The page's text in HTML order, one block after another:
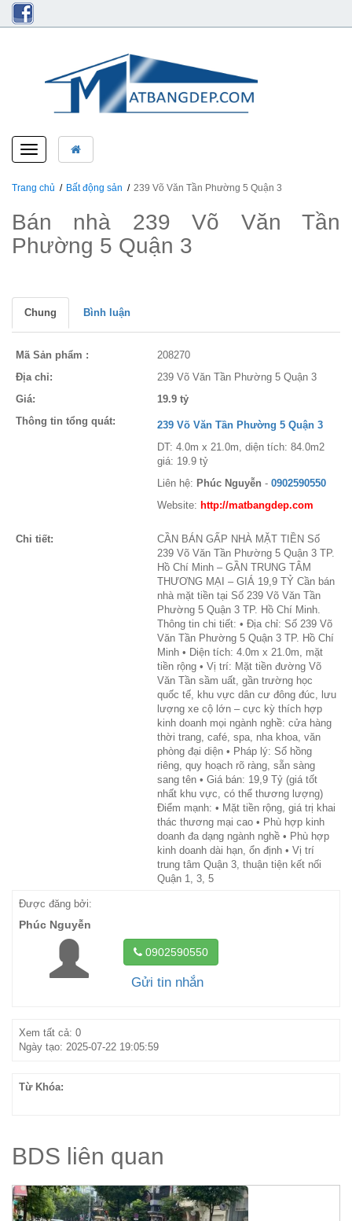
Toggle
navigation
Trang chủ Bất động sản 239 Võ Văn Tần Phường 5 Quận 3
Bán nhà 239 Võ Văn Tần
Phường 5 Quận 3
Chung Bình luận
Mã Sản phẩm :
208270
Địa chỉ:
239 Võ Văn Tần Phường 5 Quận 3
Giá:
19.9 tỷ
Thông tin tổng quát:
239 Võ Văn Tần Phường 5 Quận 3
DT: 4.0m x 21.0m, diện tích: 84.0m2
giá: 19.9 tỷ
Liên hệ: Phúc Nguyễn - 0902590550
Website: http://matbangdep.com
Chi tiết:
CẦN BÁN GẤP NHÀ MẶT TIỀN Số
239 Võ Văn Tần Phường 5 Quận 3 TP.
Hồ Chí Minh – GẦN TRUNG TÂM
THƯƠNG MẠI – GIÁ 19,9 TỶ Cần bán
nhà mặt tiền tại Số 239 Võ Văn Tần
Phường 5 Quận 3 TP. Hồ Chí Minh.
Thông tin chi tiết: • Địa chỉ: Số 239 Võ
Văn Tần Phường 5 Quận 3 TP. Hồ Chí
Minh • Diện tích: 4.0m x 21.0m, mặt
tiền rộng • Vị trí: Mặt tiền đường Võ
Văn Tần sầm uất, gần trường học
quốc tế, khu vực dân cư đông đúc, lưu
lượng xe cộ lớn – cực kỳ thích hợp
kinh doanh mọi ngành nghề: cửa hàng
thời trang, café, spa, nha khoa, văn
phòng đại diện • Pháp lý: Sổ hồng
riêng, quy hoạch rõ ràng, sẵn sàng
sang tên • Giá bán: 19,9 Tỷ (giá tốt
nhất khu vực, có thể thương lượng)
Điểm mạnh: • Mặt tiền rộng, giá trị khai
thác thương mại cao • Phù hợp kinh
doanh đa dạng ngành nghề • Phù hợp
kinh doanh dài hạn, ổn định • Vị trí
trung tâm Quận 3, thuận tiện kết nối
Quận 1, 3, 5
Được đăng bởi:
Phúc Nguyễn
0902590550
Gửi tin nhắn
Xem tất cả: 0
Ngày tạo: 2025-07-22 19:05:59
Từ Khóa:
BDS liên quan